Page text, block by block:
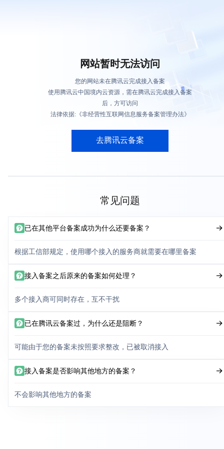
网站暂时无法访问
您的网站未在腾讯云完成接入备案
使用腾讯云中国境内云资源，需在腾讯云完成接入备案
后，方可访问
法律依据:《非经营性互联网信息服务备案管理办法》
去腾讯云备案
常见问题
已在其他平台备案成功为什么还要备案？
根据工信部规定，使用哪个接入的服务商就需要在哪里备案
接入备案之后原来的备案如何处理？
多个接入商可同时存在，互不干扰
已在腾讯云备案过，为什么还是阻断？
可能由于您的备案未按照要求整改，已被取消接入
接入备案是否影响其他地方的备案？
不会影响其他地方的备案